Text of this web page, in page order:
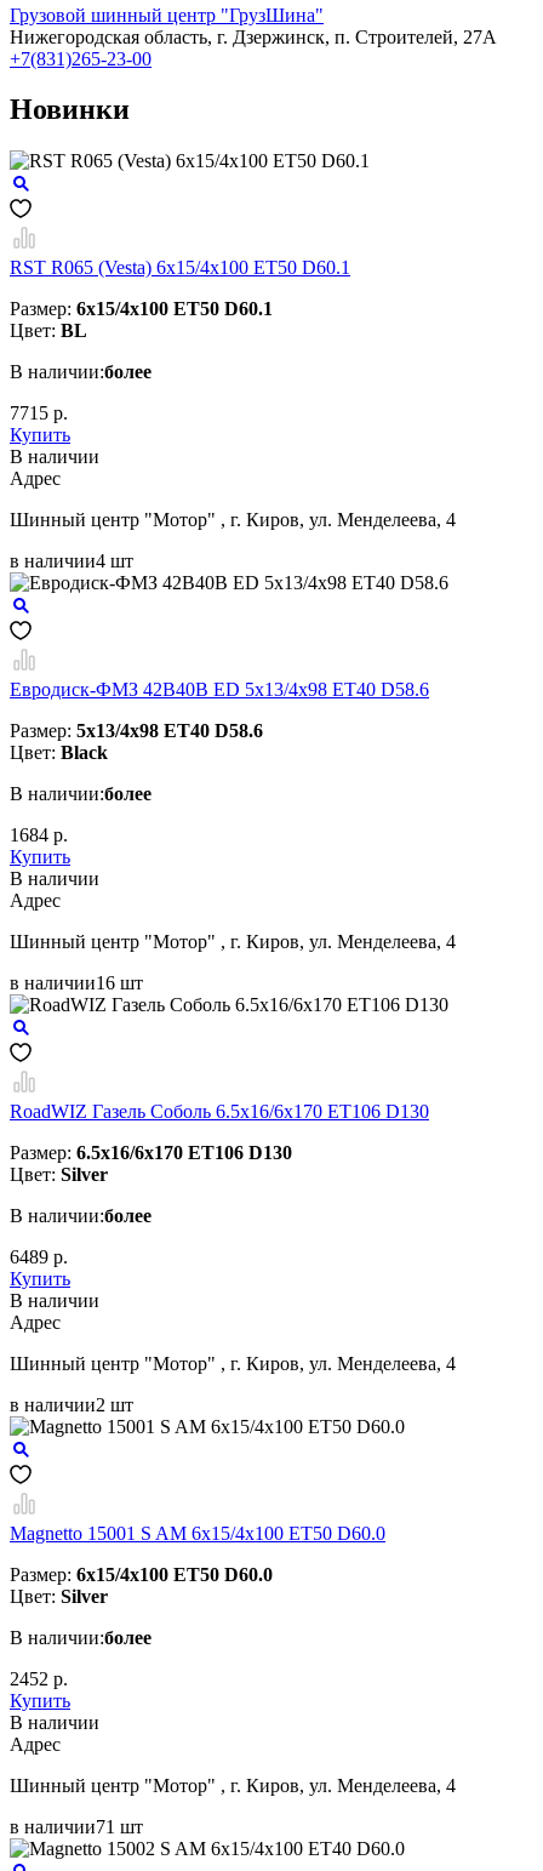
Грузовой шинный центр "ГрузШина"
Нижегородская область, г. Дзержинск, п. Строителей, 27А
+7(831)265-23-00
Новинки
RST R065 (Vesta) 6x15/4x100 ET50 D60.1
Размер: 6x15/4x100 ET50 D60.1
Цвет: BL
В наличии:более
7715 р.
Купить
В наличии
Aдрес
Шинный центр "Мотор" , г. Киров, ул. Менделеева, 4
в наличии4 шт
Евродиск-ФМЗ 42B40B ED 5x13/4x98 ЕТ40 D58.6
Размер: 5x13/4x98 ЕТ40 D58.6
Цвет: Black
В наличии:более
1684 р.
Купить
В наличии
Aдрес
Шинный центр "Мотор" , г. Киров, ул. Менделеева, 4
в наличии16 шт
RoadWIZ Газель Соболь 6.5x16/6x170 ET106 D130
Размер: 6.5x16/6x170 ET106 D130
Цвет: Silver
В наличии:более
6489 р.
Купить
В наличии
Aдрес
Шинный центр "Мотор" , г. Киров, ул. Менделеева, 4
в наличии2 шт
Magnetto 15001 S AM 6x15/4x100 ET50 D60.0
Размер: 6x15/4x100 ET50 D60.0
Цвет: Silver
В наличии:более
2452 р.
Купить
В наличии
Aдрес
Шинный центр "Мотор" , г. Киров, ул. Менделеева, 4
в наличии71 шт